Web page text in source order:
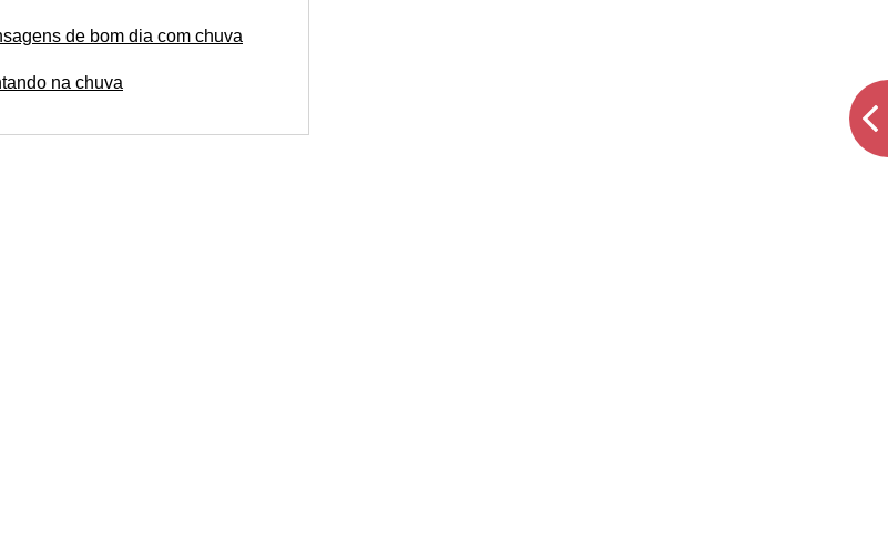
de bom dia com chuva
na chuva